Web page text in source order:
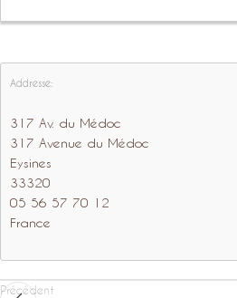
Addresse:
317 Av. du Médoc
317 Avenue du Médoc
Eysines
33320
05 56 57 70 12
France
Précédent